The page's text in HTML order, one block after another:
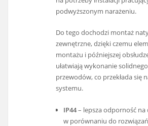
podwyższonym narażeniu.
Do tego dochodzi montaż
zewnętrzne, dzięki czemu
montażu i późniejszej
ułatwiają wykonanie
przewodów, co przekłada się
systemu.
IP44– lepsza odporność na
w porównaniu do